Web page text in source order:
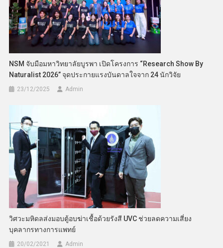
NSM จับมือมหาวิทยาลัยบูรพา เปิดโครงการ “Research Show By
Naturalist 2026” จุดประกายแรงบันดาลใจจาก 24 นักวิจัย
23/12/2025 Admin
วิศวะมหิดลส่งมอบตู้อบฆ่าเชื้อด้วยรังสี UVC ช่วยลดความเสี่ยง
บุคลากรทางการแพทย์
20/02/2021 Admin